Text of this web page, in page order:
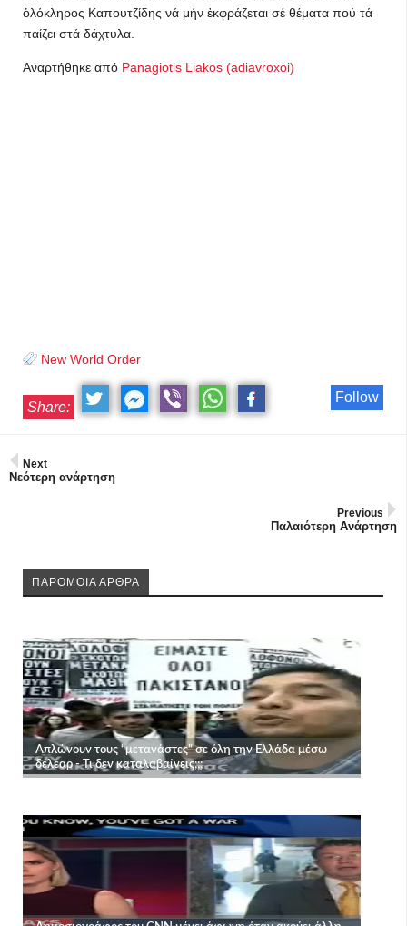
ὁλόκληρος Καπουτζίδης νά μήν ἐκφράζεται σέ θέματα πού τά
παίζει στά δάχτυλα.
Αναρτήθηκε από Panagiotis Liakos (adiavroxoi)
New World Order
Follow
Share:
Next
Νεότερη ανάρτηση
Previous
Παλαιότερη Ανάρτηση
ΠΑΡΟΜΟΙΑ ΑΡΘΡΑ